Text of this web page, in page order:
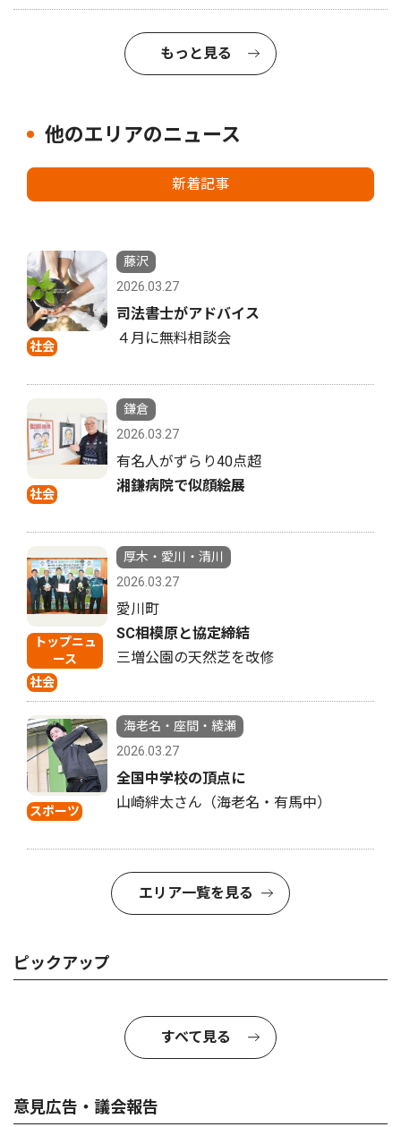
もっと見る
他のエリアのニュース
新着記事
社会
藤沢
2026.03.27
司法書士がアドバイス
４月に無料相談会
社会
鎌倉
2026.03.27
有名人がずらり40点超
湘鎌病院で似顔絵展
トップニュ
ース
社会
厚木・愛川・清川
2026.03.27
愛川町
SC相模原と協定締結
三増公園の天然芝を改修
スポーツ
海老名・座間・綾瀬
2026.03.27
全国中学校の頂点に
山崎絆太さん（海老名・有馬中）
エリア一覧を見る
ピックアップ
すべて見る
意見広告・議会報告